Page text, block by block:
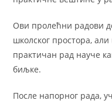
Ови пролећни радови
школског простора,
практичан рад науче
биљке.
После напорног рада,